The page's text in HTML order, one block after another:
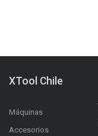
XTool Chile
Máquinas
Accesorios